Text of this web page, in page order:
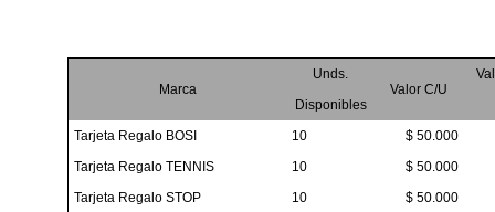
Marca
Unds.
Disponibles
Valor C/U
Tarjeta Regalo BOSI 10
$ 50.000
Tarjeta Regalo TENNIS
10
$ 50.000
Tarjeta Regalo STOP
10
$ 50.000